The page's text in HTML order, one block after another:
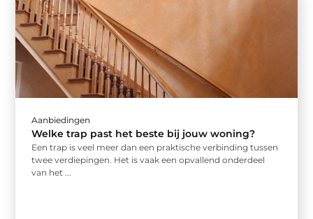
Aanbiedingen
Welke trap past het beste bij jouw woning?
Een trap is veel meer dan een praktische verbinding tussen
twee verdiepingen. Het is vaak een opvallend onderdeel
van het ...